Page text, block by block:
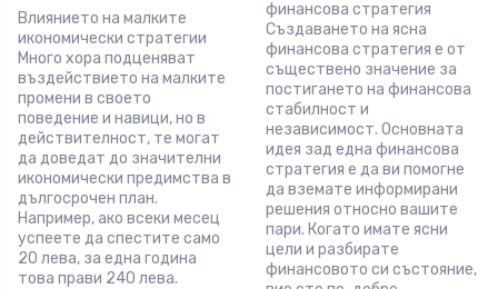
Влиянието на малките
икономически стратегии
Много хора подценяват
въздействието на малките
промени в своето
поведение и навици, но в
действителност, те могат
да доведат до значителни
икономически предимства в
дългосрочен план.
Например, ако всеки месец
успеете да спестите само
20 лева, за една година
това прави 240 лева.
финансова стратегия
Създаването на ясна
финансова стратегия е от
съществено значение за
постигането на финансова
стабилност и
независимост. Основната
идея зад една финансова
стратегия е да ви помогне
да вземате информирани
решения относно вашите
пари. Когато имате ясни
цели и разбирате
финансовото си състояние,